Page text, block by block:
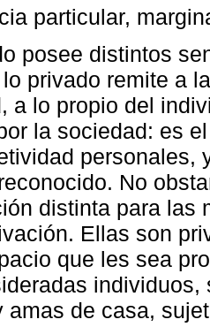
particular,
posee distintos
privado remite a
a lo propio del
la sociedad: es
personales,
No
distinta para las
Ellas son
que les sea
amas de casa,